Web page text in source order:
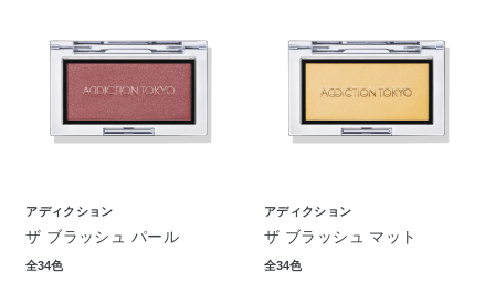
アディクション
ザ ブラッシュ パール
全34色
アディクション
ザ ブラッシュ マット
全34色